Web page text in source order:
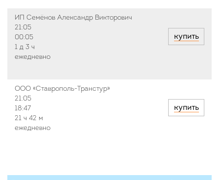
ИП Семёнов Александр Викторович
21:05
00:05
1 д 3 ч
ежедневно
купить
ООО «Ставрополь-Транстур»
21:05
18:47
21 ч 42 м
ежедневно
купить